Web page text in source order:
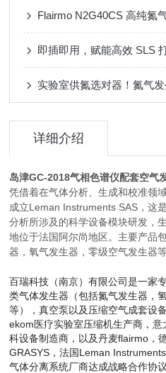
实验室供氮选对器！氮气
详细介绍
岛津GC-2018气相色谱仪配套空气
凭借着在气体分析、生成和校准领
成立Leman Instruments SAS，这
分析所涉及的科学设备模块研发，
地位于法国阿尔尚地区。主要产品
器，氧气发生器，零级空气发生器等
百瑞科技（南京）有限公司是一家
类气体发生器（包括氮气发生器，
等），真空泵以及压缩空气成套设
ekom医疗实验室压缩机生产商，意
科设备制造商，以及丹麦flairmo，
GRASYS，法国Leman
气体分离系统厂商达成战略合作协